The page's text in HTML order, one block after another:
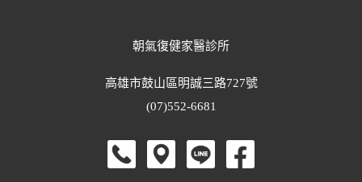
朝氣復健家醫診所
高雄市鼓山區明誠三路727號
(07)552-6681